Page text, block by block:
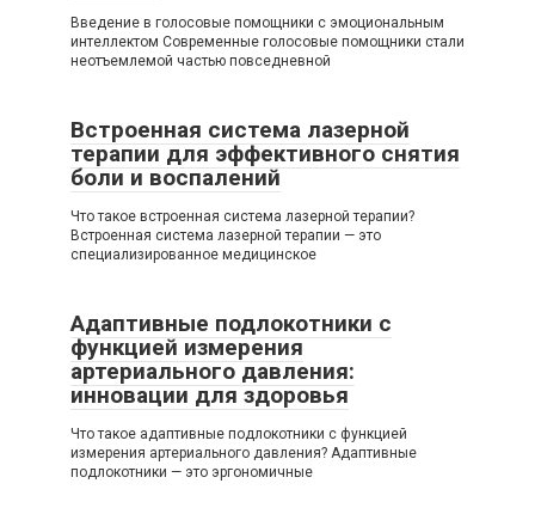
Введение в голосовые помощники с эмоциональным
интеллектом Современные голосовые помощники стали
неотъемлемой частью повседневной
Встроенная система лазерной
терапии для эффективного снятия
боли и воспалений
Что такое встроенная система лазерной терапии?
Встроенная система лазерной терапии — это
специализированное медицинское
Адаптивные подлокотники с
функцией измерения
артериального давления:
инновации для здоровья
Что такое адаптивные подлокотники с функцией
измерения артериального давления? Адаптивные
подлокотники — это эргономичные